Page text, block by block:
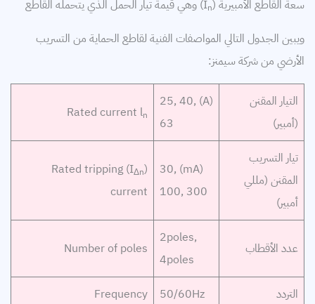
سعة القاطع الأمبيرية (In ) وهي قيمة تيار الحمل الذي يتحمله القاطع
ويبين الجدول التالي المواصفات الفنية لقاطع الحماية من التسريب
الأرضي من شركة سيمنز:
التيار المقنن
(أمبير)
(A) 25, 40,
63
Rated current ln
تيار التسريب
المقنن (مللي
أمبير)
(mA) 30,
100, 300
(I
Δn
) Rated tripping
current
عدد الأقطاب
2poles,
4poles
Number of poles
التردد 50/60Hz
Frequency